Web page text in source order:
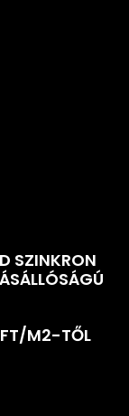
SZINKRON
FT/M2-TŐL